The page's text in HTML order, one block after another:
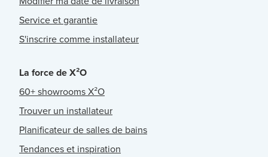
Service et garantie
S'inscrire comme installateur
La force de X²O
60+ showrooms X²O
Trouver un installateur
Planificateur de salles de bains
Tendances et inspiration